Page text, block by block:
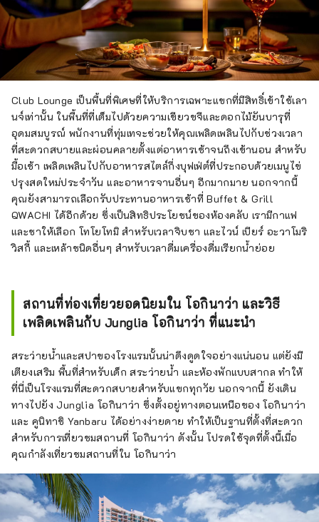
Club Lounge เป็นพื้นที่พิเศษที่ให้บริการเฉพาะแขกที่มีสิทธิ์เข้าใช้เลา
นจ์เท่านั้น ในพื้นที่ที่เต็มไปด้วยความเขียวขจีและดอกไม้ยันบารุที่
อุดมสมบูรณ์ พนักงานที่ทุ่มเทจะช่วยให้คุณเพลิดเพลินไปกับช่วงเวลา
ที่สะดวกสบายและผ่อนคลายตั้งแต่อาหารเช้าจนถึงเข้านอน สำหรับ
มื้อเช้า เพลิดเพลินไปกับอาหารสไตล์กึ่งบุฟเฟ่ต์ที่ประกอบด้วยเมนูไข่
ปรุงสดใหม่ประจำวัน และอาหารจานอื่นๆ อีกมากมาย นอกจากนี้
คุณยังสามารถเลือกรับประทานอาหารเช้าที่ Buffet & Grill
QWACHI ได้อีกด้วย ซึ่งเป็นสิทธิประโยชน์ของห้องคลับ เรามีกาแฟ
และชาให้เลือก โทโยโทมิ สำหรับเวลาจิบชา และไวน์ เบียร์ อะวาโมริ
วิสกี้ และเหล้าชนิดอื่นๆ สำหรับเวลาดื่มเครื่องดื่มเรียกน้ำย่อย
สถานที่ท่องเที่ยวยอดนิยมใน โอกินาว่า และวิธี
เพลิดเพลินกับ Junglia โอกินาว่า ที่แนะนำ
สระว่ายน้ำและสปาของโรงแรมนั้นน่าดึงดูดใจอย่างแน่นอน แต่ยังมี
เตียงเสริม พื้นที่สำหรับเด็ก สระว่ายน้ำ และห้องพักแบบสากล ทำให้
ที่นี่เป็นโรงแรมที่สะดวกสบายสำหรับแขกทุกวัย นอกจากนี้ ยังเดิน
ทางไปยัง Junglia โอกินาว่า ซึ่งตั้งอยู่ทางตอนเหนือของ โอกินาว่า
และ คูนิทาชิ Yanbaru ได้อย่างง่ายดาย ทำให้เป็นฐานที่ตั้งที่สะดวก
สำหรับการเที่ยวชมสถานที่ โอกินาว่า ดังนั้น โปรดใช้จุดที่ตั้งนี้เมื่อ
คุณกำลังเที่ยวชมสถานที่ใน โอกินาว่า